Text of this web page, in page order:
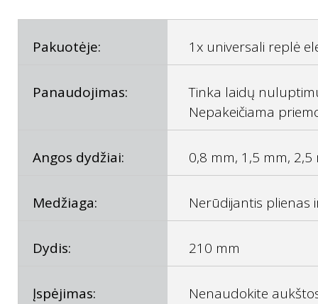
Pakuotėje: 1x universali replė
Panaudojimas:
Tinka laidų
Nepakeičiama
Angos dydžiai: 0,8 mm, 1,5 mm, 2,5
Medžiaga: Nerūdijantis plienas
Dydis: 210 mm
Įspėjimas: Nenaudokite